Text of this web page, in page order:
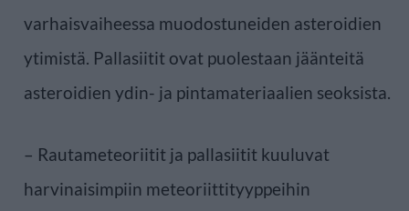
varhaisvaiheessa muodostuneiden asteroidien
ytimistä. Pallasiitit ovat puolestaan jäänteitä
asteroidien ydin- ja pintamateriaalien seoksista.
– Rautameteoriitit ja pallasiitit kuuluvat
harvinaisimpiin meteoriittityyppeihin